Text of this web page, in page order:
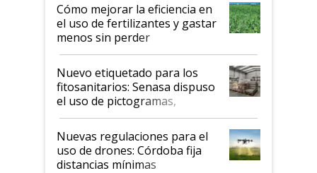
Cómo mejorar la eficiencia en
el uso de fertilizantes y gastar
menos sin perder
productividad en la campaña
fina
Nuevo etiquetado para los
fitosanitarios: Senasa dispuso
el uso de pictogramas,
palabras de advertencia e
indicaciones
Nuevas regulaciones para el
uso de drones: Córdoba fija
distancias mínimas